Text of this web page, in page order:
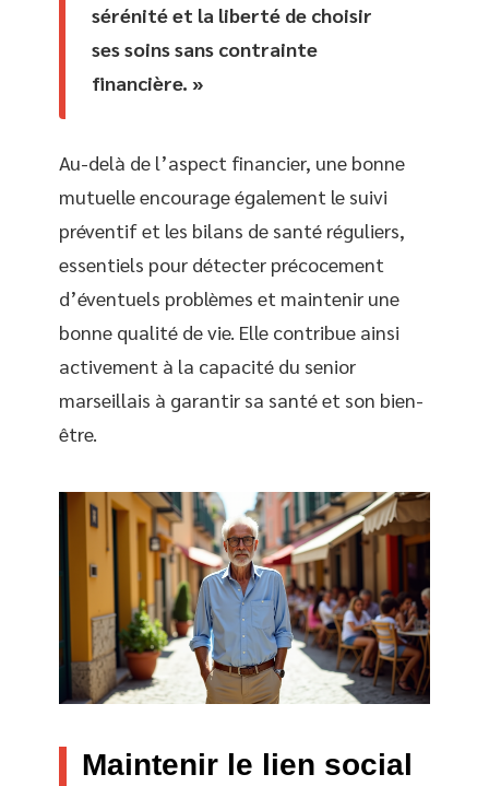
sérénité et la liberté de choisir
ses soins sans contrainte
financière. »
Au-delà de l’aspect financier, une bonne
mutuelle encourage également le suivi
préventif et les bilans de santé réguliers,
essentiels pour détecter précocement
d’éventuels problèmes et maintenir une
bonne qualité de vie. Elle contribue ainsi
activement à la capacité du senior
marseillais à garantir sa santé et son bien-
être.
Maintenir le lien social